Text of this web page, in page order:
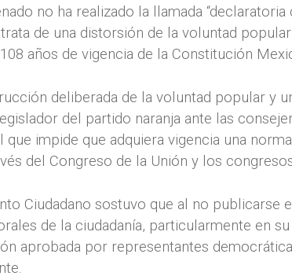
no ha realizado la llamada
de una distorsión de la voluntad
años de vigencia de la Constitución
deliberada de la voluntad popular y
del partido naranja ante las
impide que adquiera vigencia una
del Congreso de la Unión y los
Ciudadano sostuvo que al no publicarse
de la ciudadanía, particularmente en
aprobada por representantes